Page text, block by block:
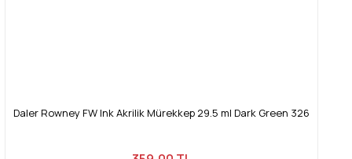
Daler Rowney FW Ink Akrilik Mürekkep 29.5 ml Dark Green 326